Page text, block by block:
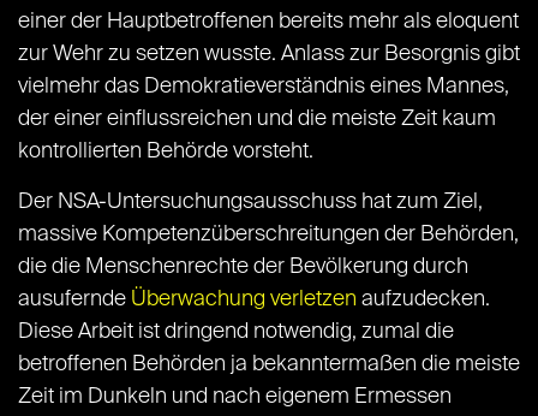
einer der Hauptbetroffenen bereits mehr als eloquent
zur Wehr zu setzen wusste. Anlass zur Besorgnis gibt
vielmehr das Demokratieverständnis eines Mannes,
der einer einflussreichen und die meiste Zeit kaum
kontrollierten Behörde vorsteht.
Der NSA-Untersuchungsausschuss hat zum Ziel,
massive Kompetenzüberschreitungen der Behörden,
die die Menschenrechte der Bevölkerung durch
ausufernde Überwachung verletzen aufzudecken.
Diese Arbeit ist dringend notwendig, zumal die
betroffenen Behörden ja bekanntermaßen die meiste
Zeit im Dunkeln und nach eigenem Ermessen